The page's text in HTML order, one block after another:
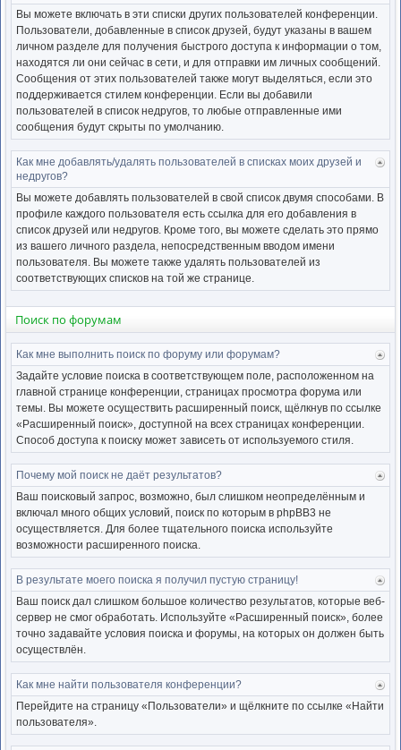
Вы можете включать в эти списки других пользователей конференции.
Пользователи, добавленные в список друзей, будут указаны в вашем
личном разделе для получения быстрого доступа к информации о том,
находятся ли они сейчас в сети, и для отправки им личных сообщений.
Сообщения от этих пользователей также могут выделяться, если это
поддерживается стилем конференции. Если вы добавили
пользователей в список недругов, то любые отправленные ими
сообщения будут скрыты по умолчанию.
Как мне добавлять/удалять пользователей в списках моих друзей и
недругов?
Вы можете добавлять пользователей в свой список двумя способами. В
профиле каждого пользователя есть ссылка для его добавления в
список друзей или недругов. Кроме того, вы можете сделать это прямо
из вашего личного раздела, непосредственным вводом имени
пользователя. Вы можете также удалять пользователей из
соответствующих списков на той же странице.
Поиск по форумам
Как мне выполнить поиск по форуму или форумам?
Задайте условие поиска в соответствующем поле, расположенном на
главной странице конференции, страницах просмотра форума или
темы. Вы можете осуществить расширенный поиск, щёлкнув по ссылке
«Расширенный поиск», доступной на всех страницах конференции.
Способ доступа к поиску может зависеть от используемого стиля.
Почему мой поиск не даёт результатов?
Ваш поисковый запрос, возможно, был слишком неопределённым и
включал много общих условий, поиск по которым в phpBB3 не
осуществляется. Для более тщательного поиска используйте
возможности расширенного поиска.
к
В результате моего поиска я получил пустую страницу!
Ваш поиск дал слишком большое количество результатов, которые веб-
сервер не смог обработать. Используйте «Расширенный поиск», более
точно задавайте условия поиска и форумы, на которых он должен быть
осуществлён.
к
Как мне найти пользователя конференции?
Перейдите на страницу «Пользователи» и щёлкните по ссылке «Найти
пользователя».